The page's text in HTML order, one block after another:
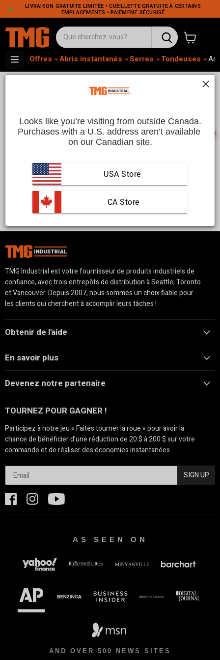
LIVRAISON GRATUITE LIMITÉE • CUEILLETTE GRATUITE À CERTAINS
EMPLACEMENTS • PAIEMENT SÉCURISÉ
Voir le
Offres Abris instantanés Serres Tondeuses
Pergola aspect bois
CA
pergola imitation bois de TMG Industrial offre la beauté
du bois sans l'entretien. Fabriquée à partir de matériaux
durables et résistants aux intempéries qui imitent l'apparence
du bois véritable, cette pergola est parfaite pour ceux qui
recherchent un aspect naturel et rustique avec l'avantage
supplémentaire de la durabilité moderne. Elle embellit
fonctionnalité.
See more
TMG Industrial est votre fournisseur de produits industriels de
confiance, avec trois entrepôts de distribution à Seattle, Toronto
et Vancouver. Depuis 2007, nous sommes un choix fiable pour
les clients qui cherchent à accomplir leurs tâches !
Obtenir de l'aide
En savoir plus
Devenez notre partenaire
TOURNEZ POUR GAGNER !
Participez à notre jeu « Faites tourner la roue » pour avoir la
chance de bénéficier d'une réduction de 20 $ à 200 $ sur votre
commande et de réaliser des économies instantanées.
SIGN UP
AS SEEN ON
AND OVER 500 NEWS SITES
Looks like you’re visiting from outside Canada.
Purchases with a U.S. address aren’t available
on our Canadian site.
USA Store
CA Store